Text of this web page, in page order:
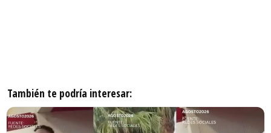
También te podría interesar: